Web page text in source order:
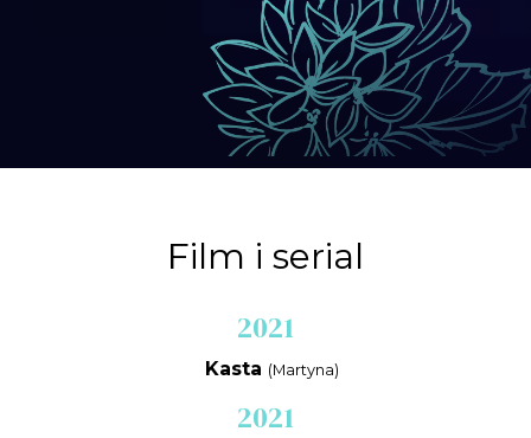
Film i serial
2021
Kasta (Martyna)
2021